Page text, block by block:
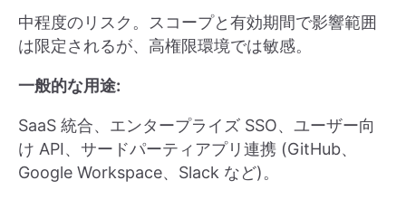
中程度のリスク。スコープと有効期間で影響範囲
は限定されるが、高権限環境では敏感。
一般的な用途:
SaaS 統合、エンタープライズ SSO、ユーザー向
け API、サードパーティアプリ連携 (GitHub、
Google Workspace、Slack など)。